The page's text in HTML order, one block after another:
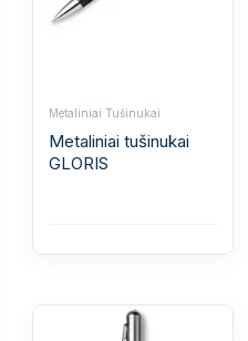
Metaliniai Tušinukai
Metaliniai tušinukai
GLORIS